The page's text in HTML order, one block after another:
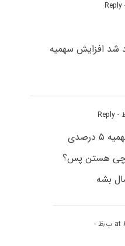
-
شد افزایش سهمیه
- Reply
خب اینا که میگن با سهمیه ۵ درصدی
چی هستن پس؟
بشه
-